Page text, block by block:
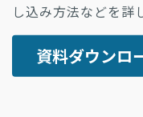
し込み方法などを詳
資料ダウンロ